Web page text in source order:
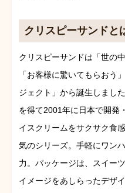
クリスピーサンドと
クリスピーサンドは「世の
「お客様に驚いてもらおう
ジェクト」から誕生しまし
を得て2001年に日本で開発
イスクリームをサクサク食
気のシリーズ。手軽にワン
力。パッケージは、スイー
イメージをあしらったデザ